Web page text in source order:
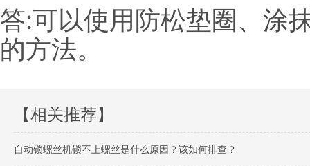
答:可以使用防松垫圈、涂
的方法。
【相关推荐】
自动锁螺丝机锁不上螺丝是什么原因？该如何排查？